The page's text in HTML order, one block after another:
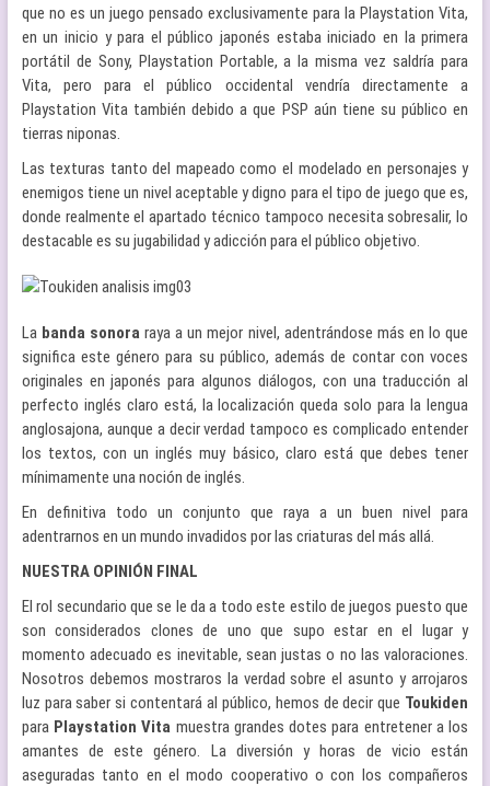
que no es un juego pensado exclusivamente para la Playstation Vita,
en un inicio y para el público japonés estaba iniciado en la primera
portátil de Sony, Playstation Portable, a la misma vez saldría para
Vita, pero para el público occidental vendría directamente a
Playstation Vita también debido a que PSP aún tiene su público en
tierras niponas.
Las texturas tanto del mapeado como el modelado en personajes y
enemigos tiene un nivel aceptable y digno para el tipo de juego que es,
donde realmente el apartado técnico tampoco necesita sobresalir, lo
destacable es su jugabilidad y adicción para el público objetivo.
La banda sonora raya a un mejor nivel, adentrándose más en lo que
significa este género para su público, además de contar con voces
originales en japonés para algunos diálogos, con una traducción al
perfecto inglés claro está, la localización queda solo para la lengua
anglosajona, aunque a decir verdad tampoco es complicado entender
los textos, con un inglés muy básico, claro está que debes tener
mínimamente una noción de inglés.
En definitiva todo un conjunto que raya a un buen nivel para
adentrarnos en un mundo invadidos por las criaturas del más allá.
NUESTRA OPINIÓN FINAL
El rol secundario que se le da a todo este estilo de juegos puesto que
son considerados clones de uno que supo estar en el lugar y
momento adecuado es inevitable, sean justas o no las valoraciones.
Nosotros debemos mostraros la verdad sobre el asunto y arrojaros
luz para saber si contentará al público, hemos de decir que Toukiden
para Playstation Vita muestra grandes dotes para entretener a los
amantes de este género. La diversión y horas de vicio están
aseguradas tanto en el modo cooperativo o con los compañeros